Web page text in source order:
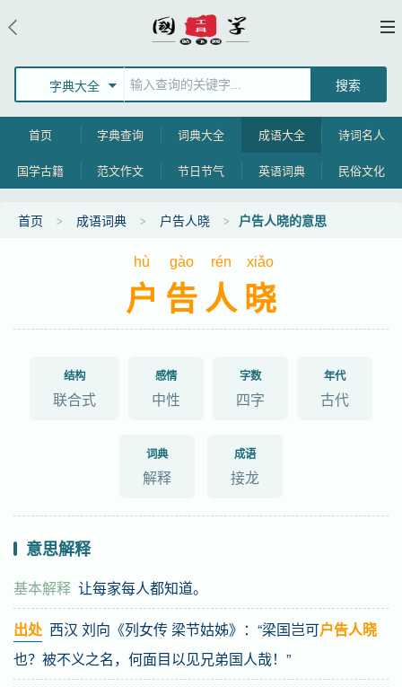
字典大全
首页 字典查询 词典大全 成语大全 诗词名人
国学古籍 范文作文 节日节气 英语词典 民俗文化
首页 成语词典 户告人晓 户告人晓的意思
hù gào rén xiǎo
户告人晓
结构
联合式
感情
中性
字数
四字
年代
古代
词典
解释
成语
接龙
意思解释
基本解释 让每家每人都知道。
出处 西汉 刘向《列女传 梁节姑姊》：“梁国岂可户告人晓
也？被不义之名，何面目以见兄弟国人哉！”